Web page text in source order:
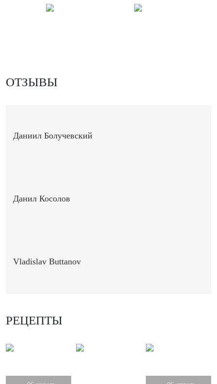
ОТЗЫВЫ
Даниил Болучевский
Данил Косолов
Vladislav Buttanov
РЕЦЕПТЫ